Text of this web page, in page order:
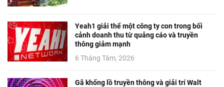
Yeah1 giải thể một công ty con trong bối
cảnh doanh thu từ quảng cáo và truyền
thông giảm mạnh
6 Tháng Tám, 2026
Gã khổng lồ truyền thông và giải trí Walt